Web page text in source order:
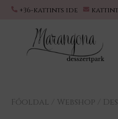
+36-kattints ide
Főoldal Webshop